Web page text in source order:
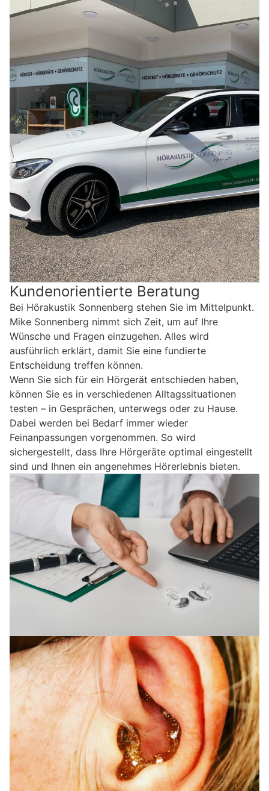
Kundenorientierte Beratung
Bei Hörakustik Sonnenberg stehen Sie im Mittelpunkt.
Mike Sonnenberg nimmt sich Zeit, um auf Ihre
Wünsche und Fragen einzugehen. Alles wird
ausführlich erklärt, damit Sie eine fundierte
Entscheidung treffen können.
Wenn Sie sich für ein Hörgerät entschieden haben,
können Sie es in verschiedenen Alltagssituationen
testen – in Gesprächen, unterwegs oder zu Hause.
Dabei werden bei Bedarf immer wieder
Feinanpassungen vorgenommen. So wird
sichergestellt, dass Ihre Hörgeräte optimal eingestellt
sind und Ihnen ein angenehmes Hörerlebnis bieten.